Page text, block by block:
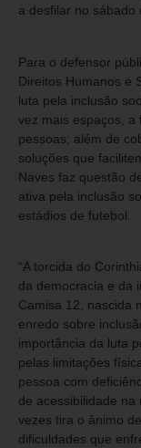
a desfilar no sábado
Para o defensor
Direitos Humanos e
luta pela inclusão
vez mais espaços, a
pessoas; além de
soluções que
Naves faz questão
ativa pela inclusão
estádios de futebol.
“A torcida do
da democracia e da
Camisa 12, nascida
enredo sobre
importância da luta
pelas limitações
pessoa com
de acessibilidade
vezes tira o ânimo
dificuldades que